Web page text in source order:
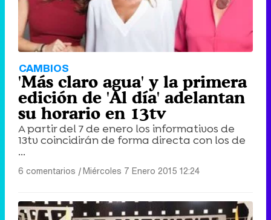
CAMBIOS
'Más claro agua' y la primera
edición de 'Al día' adelantan
su horario en 13tv
A partir del 7 de enero los informativos de
13tv coincidirán de forma directa con los de
...
6 comentarios |Miércoles 7 Enero 2015 12:24